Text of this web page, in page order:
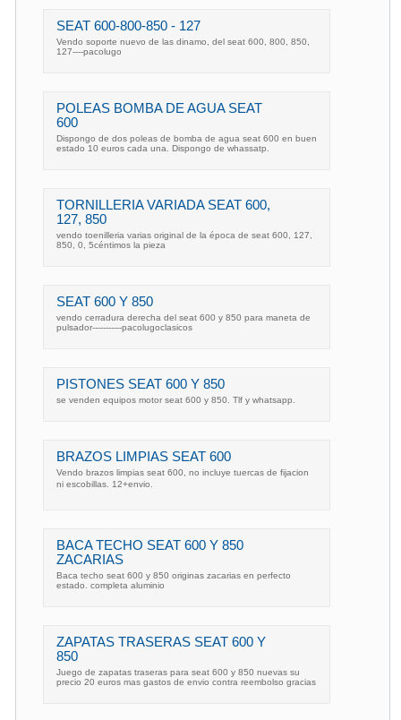
SEAT 600-800-850 - 127
Vendo soporte nuevo de las dinamo, del seat 600, 800, 850,
127----pacolugo
POLEAS BOMBA DE AGUA SEAT
600
Dispongo de dos poleas de bomba de agua seat 600 en buen
estado 10 euros cada una. Dispongo de whassatp.
TORNILLERIA VARIADA SEAT 600,
127, 850
vendo toenilleria varias original de la época de seat 600, 127,
850, 0, 5céntimos la pieza
SEAT 600 Y 850
vendo cerradura derecha del seat 600 y 850 para maneta de
pulsador-----------pacolugoclasicos
PISTONES SEAT 600 Y 850
se venden equipos motor seat 600 y 850. Tlf y whatsapp.
BRAZOS LIMPIAS SEAT 600
Vendo brazos limpias seat 600, no incluye tuercas de fijacion
ni escobillas. 12+envio.
BACA TECHO SEAT 600 Y 850
ZACARIAS
Baca techo seat 600 y 850 originas zacarias en perfecto
estado. completa aluminio
ZAPATAS TRASERAS SEAT 600 Y
850
Juego de zapatas traseras para seat 600 y 850 nuevas su
precio 20 euros mas gastos de envio contra reembolso gracias